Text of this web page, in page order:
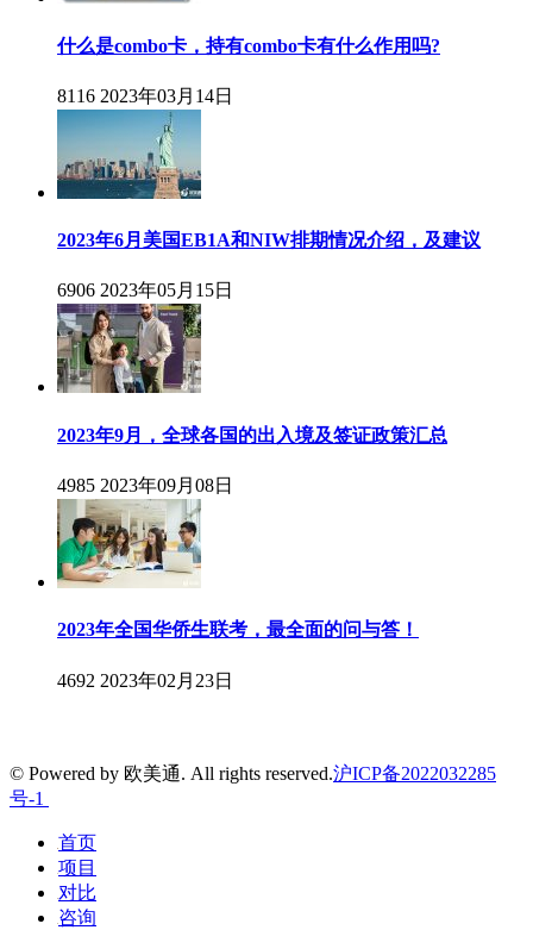
什么是combo卡，持有combo卡有什么作用吗?
8116 2023年03月14日
2023年6月美国EB1A和NIW排期情况介绍，及建议
6906 2023年05月15日
2023年9月，全球各国的出入境及签证政策汇总
4985 2023年09月08日
2023年全国华侨生联考，最全面的问与答！
4692 2023年02月23日
© Powered by 欧美通. All rights reserved.沪ICP备2022032285
号-1
首页
项目
对比
咨询